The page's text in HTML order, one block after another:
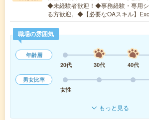
◆未経験者歓迎！◆事務経験・専用
る方歓迎。◆【必要なOAスキル】
職場の雰囲気
年齢層
20代
30代 40代
男女比率
女性
もっと見る